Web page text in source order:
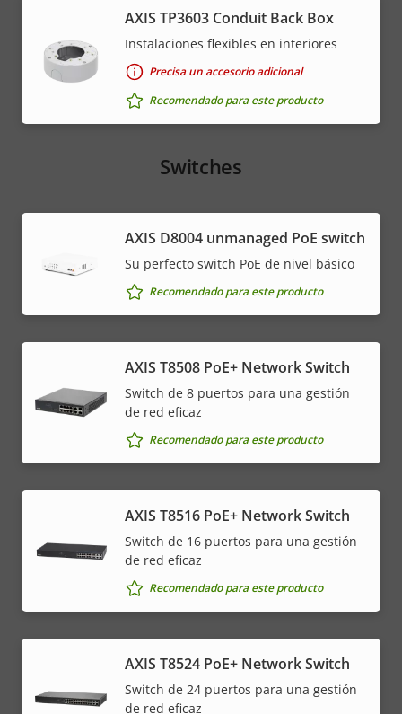
AXIS TP3603 Conduit Back Box
Instalaciones flexibles en interiores
Precisa un accesorio adicional
Recomendado para este producto
Switches
AXIS ​D8004 unmanaged PoE switch
Su perfecto switch PoE de nivel básico
Recomendado para este producto
AXIS T8508 PoE+ Network Switch
Switch de 8 puertos para una gestión
de red eficaz
Recomendado para este producto
AXIS T8516 PoE+ Network Switch
Switch de 16 puertos para una gestión
de red eficaz
Recomendado para este producto
AXIS T8524 PoE+ Network Switch
Switch de 24 puertos para una gestión
de red eficaz